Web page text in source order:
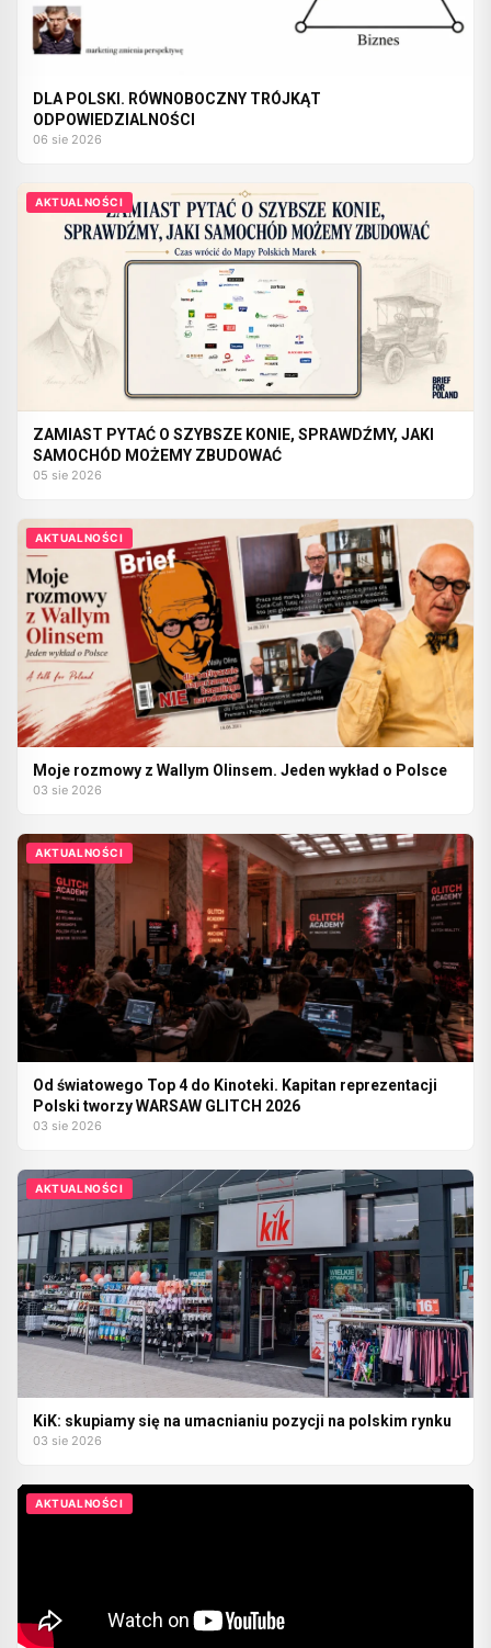
DLA POLSKI. RÓWNOBOCZNY TRÓJKĄT
ODPOWIEDZIALNOŚCI
06 sie 2026
AKTUALNOŚCI
ZAMIAST PYTAĆ O SZYBSZE KONIE, SPRAWDŹMY, JAKI
SAMOCHÓD MOŻEMY ZBUDOWAĆ
05 sie 2026
AKTUALNOŚCI
Moje rozmowy z Wallym Olinsem. Jeden wykład o Polsce
03 sie 2026
AKTUALNOŚCI
Od światowego Top 4 do Kinoteki. Kapitan reprezentacji
Polski tworzy WARSAW GLITCH 2026
03 sie 2026
AKTUALNOŚCI
KiK: skupiamy się na umacnianiu pozycji na polskim rynku
03 sie 2026
AKTUALNOŚCI